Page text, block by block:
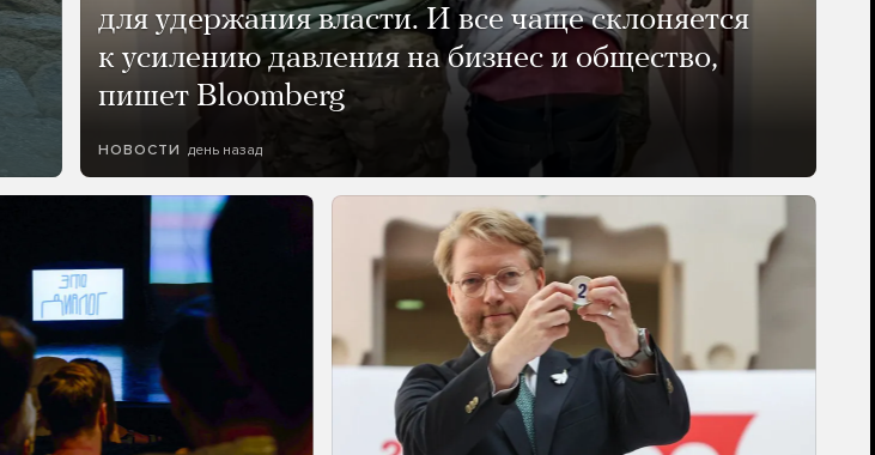
для удержания власти. И все чаще склоняется
к усилению давления на бизнес и общество,
пишет Bloomberg
НОВОСТИ день назад